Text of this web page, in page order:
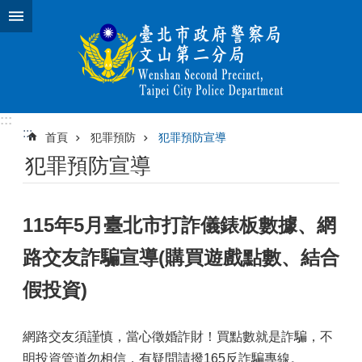
跳到主要內容區塊
:::
:::
首頁 犯罪預防 犯罪預防宣導
犯罪預防宣導
115年5月臺北市打詐儀錶板數據、網
路交友詐騙宣導(購買遊戲點數、結合
假投資)
網路交友須謹慎，當心徵婚詐財！買點數就是詐騙，不
明投資管道勿相信，有疑問請撥165反詐騙專線。